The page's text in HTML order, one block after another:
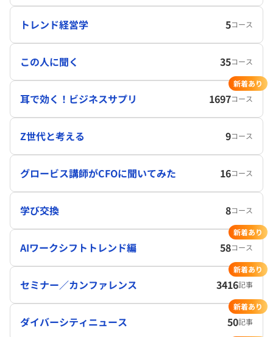
トレンド経営学 5コース
この人に聞く 35コース
耳で効く！ビジネスサプリ 1697コース
新着あり
Z世代と考える 9コース
グロービス講師がCFOに聞いてみた 16コース
学び交換 8コース
AIワークシフトトレンド編 58コース
新着あり
セミナー／カンファレンス 3416記事
新着あり
ダイバーシティニュース 50記事
新着あり